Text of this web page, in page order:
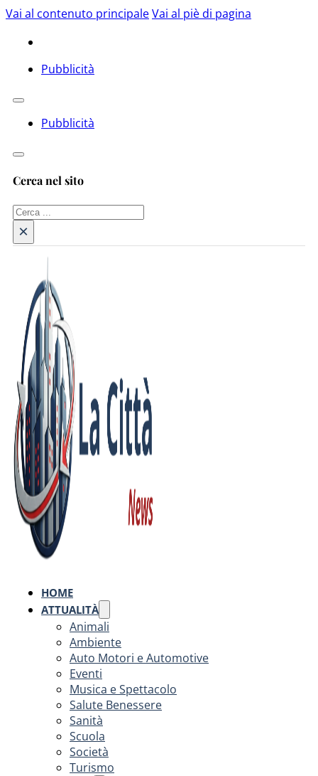
Vai al contenuto principaleVai al piè di pagina
Pubblicità
Pubblicità
Cerca nel sito
Cerca
×
HOME
ATTUALITÀ
Animali
Ambiente
Auto Motori e Automotive
Eventi
Musica e Spettacolo
Salute Benessere
Sanità
Scuola
Società
Turismo